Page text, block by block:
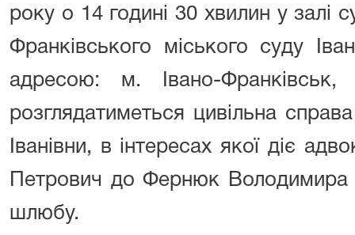
року о 14 годині 30 хвилин у залі
Франківського міського суду
адресою: м. Івано-
розглядатиметься цивільна
Іванівни, в інтересах якої діє
Петрович до Фернюк Володимира
шлюбу.